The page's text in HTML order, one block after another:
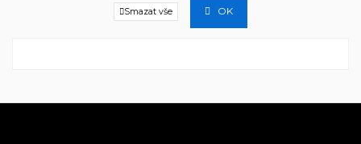
Smazat vše OK